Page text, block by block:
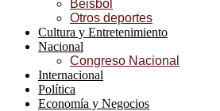
Beisbol
Otros deportes
Cultura y Entretenimiento
Nacional
Congreso Nacional
Internacional
Política
Economía y Negocios